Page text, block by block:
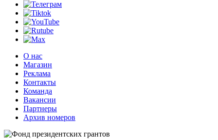
О нас
Магазин
Реклама
Контакты
Команда
Вакансии
Партнеры
Архив номеров